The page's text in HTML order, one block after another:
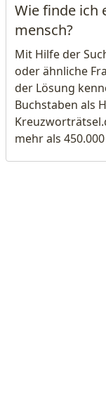
Wie finde ich
mensch?
Mit Hilfe der
oder ähnliche
der Lösung
Buchstaben als
mehr als